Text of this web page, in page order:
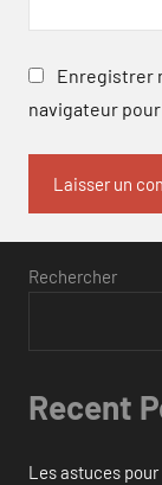
Enregistrer
navigateur
Rechercher
Recent
Les astuces